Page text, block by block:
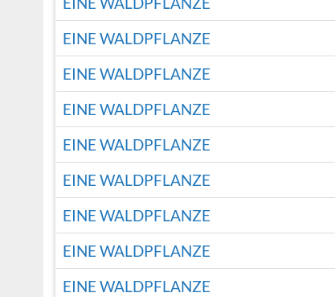
EINE WALDPFLANZE
EINE WALDPFLANZE
EINE WALDPFLANZE
EINE WALDPFLANZE
EINE WALDPFLANZE
EINE WALDPFLANZE
EINE WALDPFLANZE
EINE WALDPFLANZE